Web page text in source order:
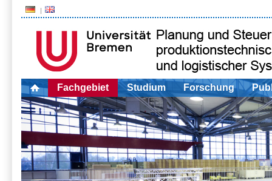
Fachgebiet Studium Forschung